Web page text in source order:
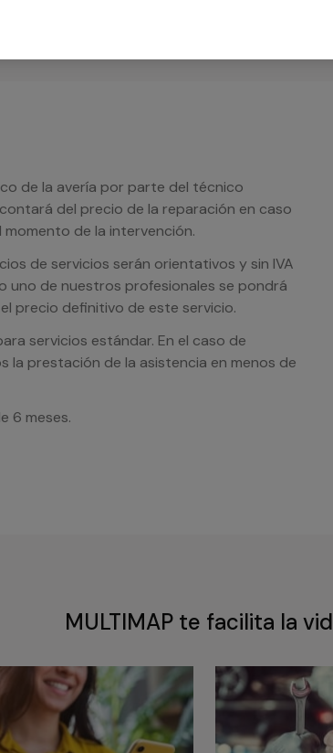
de la avería por parte del técnico
del precio de la reparación en caso
de la intervención.
de servicios serán orientativos y sin IVA
uno de nuestros profesionales se pondrá
precio definitivo de este servicio.
servicios estándar. En el caso de
la prestación de la asistencia en menos de
6 meses.
MULTIMAP te facilita la